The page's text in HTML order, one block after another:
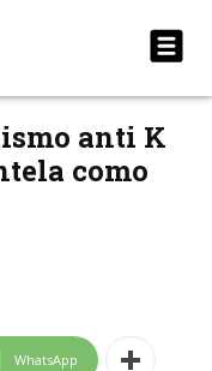
anti K
como
WhatsApp